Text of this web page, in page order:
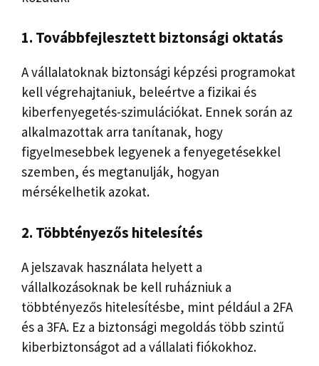
1. Továbbfejlesztett biztonsági oktatás
A vállalatoknak biztonsági képzési programokat
kell végrehajtaniuk, beleértve a fizikai és
kiberfenyegetés-szimulációkat. Ennek során az
alkalmazottak arra tanítanak, hogy
figyelmesebbek legyenek a fenyegetésekkel
szemben, és megtanulják, hogyan
mérsékelhetik azokat.
2. Többtényezős hitelesítés
A jelszavak használata helyett a
vállalkozásoknak be kell ruházniuk a
többtényezős hitelesítésbe, mint például a 2FA
és a 3FA. Ez a biztonsági megoldás több szintű
kiberbiztonságot ad a vállalati fiókokhoz.